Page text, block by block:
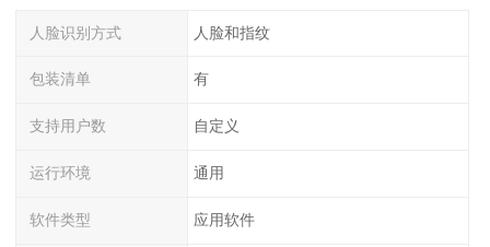
人脸识别方式 人脸和指纹
包装清单 有
支持用户数 自定义
运行环境 通用
软件类型 应用软件